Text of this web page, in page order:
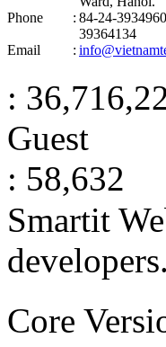
Phone
: 84-24-
39364134
Email
:
:
Guest
: 58,632
Smartit
Core